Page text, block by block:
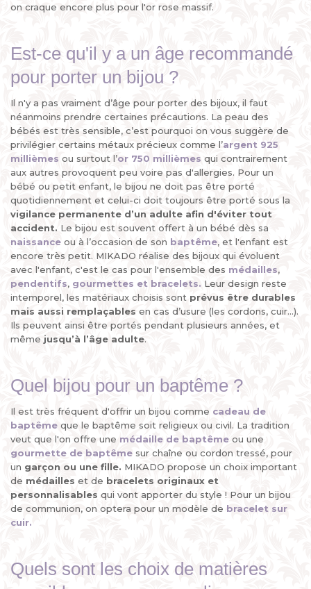
on craque encore plus pour l'or rose massif.
Est-ce qu'il y a un âge recommandé
pour porter un bijou ?
Il n'y a pas vraiment d’âge pour porter des bijoux, il faut
néanmoins prendre certaines précautions. La peau des
bébés est très sensible, c’est pourquoi on vous suggère de
privilégier certains métaux précieux comme l’argent 925
millièmes ou surtout l’or 750 millièmes qui contrairement
aux autres provoquent peu voire pas d'allergies. Pour un
bébé ou petit enfant, le bijou ne doit pas être porté
quotidiennement et celui-ci doit toujours être porté sous la
vigilance permanente d’un adulte afin d'éviter tout
accident. Le bijou est souvent offert à un bébé dès sa
naissance ou à l’occasion de son baptême, et l'enfant est
encore très petit. MIKADO réalise des bijoux qui évoluent
avec l'enfant, c'est le cas pour l'ensemble des médailles,
pendentifs, gourmettes et bracelets. Leur design reste
intemporel, les matériaux choisis sont prévus être durables
mais aussi remplaçables en cas d’usure (les cordons, cuir...).
Ils peuvent ainsi être portés pendant plusieurs années, et
même jusqu’à l’âge adulte.
Quel bijou pour un baptême ?
Il est très fréquent d'offrir un bijou comme cadeau de
baptême que le baptême soit religieux ou civil. La tradition
veut que l'on offre une médaille de baptême ou une
gourmette de baptême sur chaîne ou cordon tressé, pour
un garçon ou une fille. MIKADO propose un choix important
de médailles et de bracelets originaux et
personnalisables qui vont apporter du style ! Pour un bijou
de communion, on optera pour un modèle de bracelet sur
cuir.
Quels sont les choix de matières